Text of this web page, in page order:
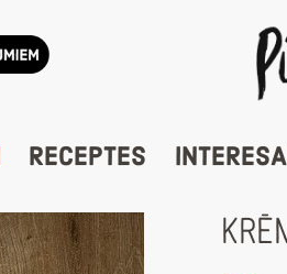
RECEPTES